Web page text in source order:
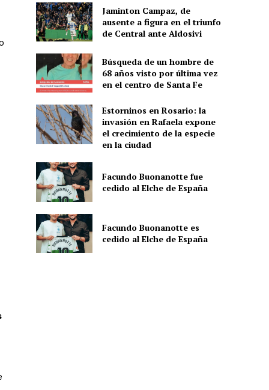
Jaminton Campaz, de
ausente a figura en el triunfo
de Central ante Aldosivi
Búsqueda de un hombre de
68 años visto por última vez
en el centro de Santa Fe
Estorninos en Rosario: la
invasión en Rafaela expone
el crecimiento de la especie
en la ciudad
Facundo Buonanotte fue
cedido al Elche de España
Facundo Buonanotte es
cedido al Elche de España